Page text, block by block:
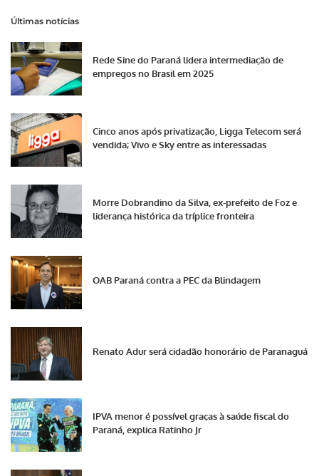
Últimas notícias
Rede Sine do Paraná lidera intermediação de
empregos no Brasil em 2025
Cinco anos após privatização, Ligga Telecom será
vendida; Vivo e Sky entre as interessadas
Morre Dobrandino da Silva, ex-prefeito de Foz e
liderança histórica da tríplice fronteira
OAB Paraná contra a PEC da Blindagem
Renato Adur será cidadão honorário de Paranaguá
IPVA menor é possível graças à saúde fiscal do
Paraná, explica Ratinho Jr